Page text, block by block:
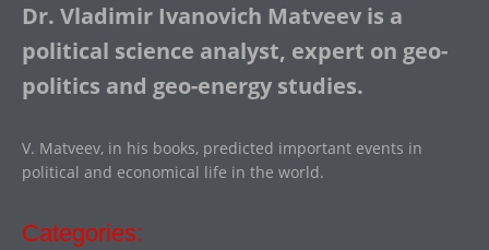
Dr. Vladimir Ivanovich Matveev is a
political science analyst, expert on geo-
politics and geo-energy studies.
V. Matveev, in his books, predicted important events in
political and economical life in the world.
Categories: